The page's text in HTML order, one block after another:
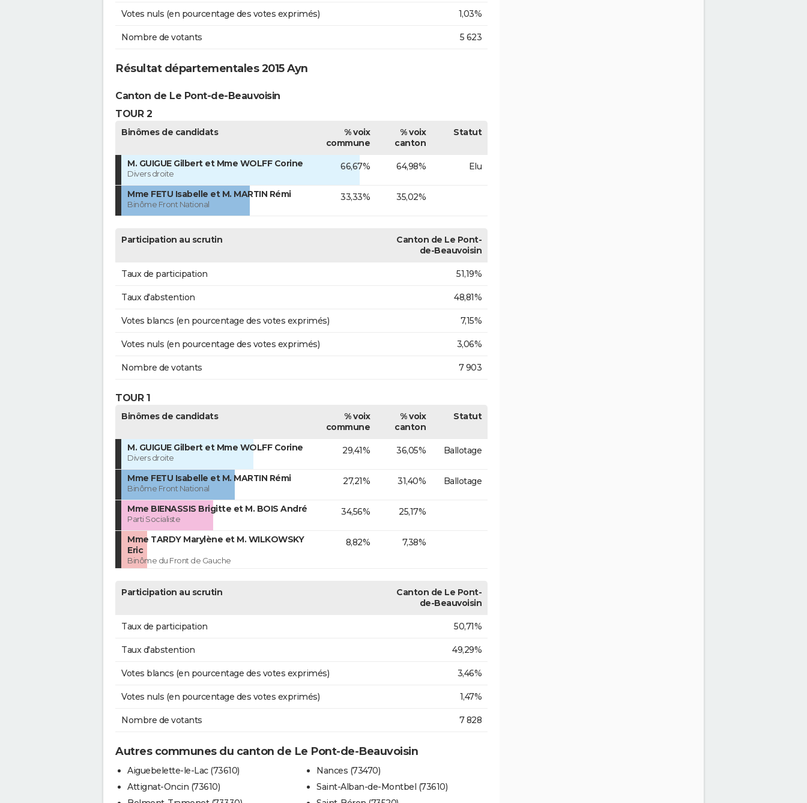
Votes nuls (en pourcentage des votes exprimés) 1,03%
Nombre de votants 5 623
Résultat départementales 2015 Ayn
Canton de Le Pont-de-Beauvoisin
TOUR 2
Binômes de candidats
% voix
commune
% voix
canton
Statut
M. GUIGUE Gilbert et Mme WOLFF Corine
Divers droite
66,67% 64,98% Elu
Mme FETU Isabelle et M. MARTIN Rémi
Binôme Front National
33,33% 35,02%
Participation au scrutin
Canton de Le Pont-
de-Beauvoisin
Taux de participation 51,19%
Taux d'abstention 48,81%
Votes blancs (en pourcentage des votes exprimés) 7,15%
Votes nuls (en pourcentage des votes exprimés) 3,06%
Nombre de votants 7 903
TOUR 1
Binômes de candidats
% voix
commune
% voix
canton
Statut
M. GUIGUE Gilbert et Mme WOLFF Corine
Divers droite
29,41% 36,05% Ballotage
Mme FETU Isabelle et M. MARTIN Rémi
Binôme Front National
27,21% 31,40% Ballotage
Mme BIENASSIS Brigitte et M. BOIS André
Parti Socialiste
34,56% 25,17%
Mme TARDY Marylène et M. WILKOWSKY
Eric
Binôme du Front de Gauche
8,82% 7,38%
Participation au scrutin
Canton de Le Pont-
de-Beauvoisin
Taux de participation 50,71%
Taux d'abstention 49,29%
Votes blancs (en pourcentage des votes exprimés) 3,46%
Votes nuls (en pourcentage des votes exprimés) 1,47%
Nombre de votants 7 828
Autres communes du canton de Le Pont-de-Beauvoisin
Aiguebelette-le-Lac (73610)
Attignat-Oncin (73610)
Nances (73470)
Saint-Alban-de-Montbel (73610)